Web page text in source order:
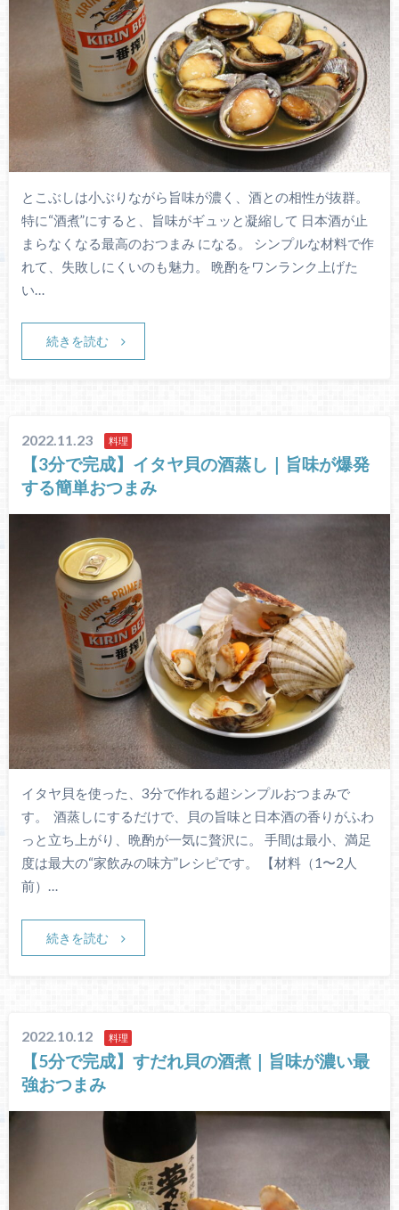
とこぶしは小ぶりながら旨味が濃く、酒との相性が抜群。
特に“酒煮”にすると、旨味がギュッと凝縮して 日本酒が止
まらなくなる最高のおつまみ になる。 シンプルな材料で作
れて、失敗しにくいのも魅力。 晩酌をワンランク上げた
い…
続きを読む
2022.11.23 料理
【3分で完成】イタヤ貝の酒蒸し｜旨味が爆発
する簡単おつまみ
イタヤ貝を使った、3分で作れる超シンプルおつまみで
す。 酒蒸しにするだけで、貝の旨味と日本酒の香りがふわ
っと立ち上がり、晩酌が一気に贅沢に。 手間は最小、満足
度は最大の“家飲みの味方”レシピです。 【材料（1〜2人
前）…
続きを読む
2022.10.12 料理
【5分で完成】すだれ貝の酒煮｜旨味が濃い最
強おつまみ